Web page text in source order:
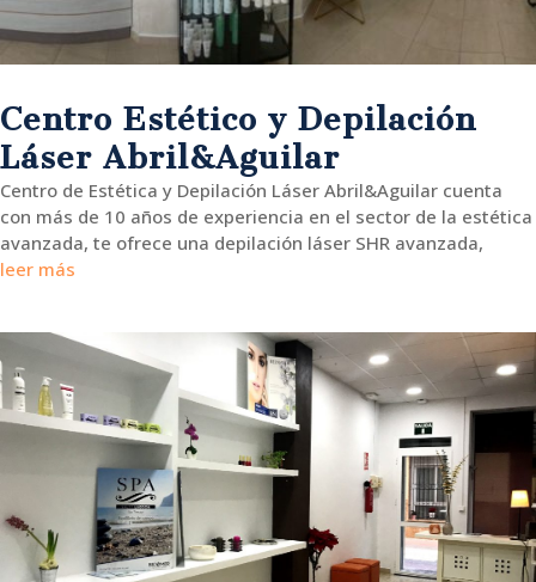
Centro Estético y Depilación
Láser Abril&Aguilar
Centro de Estética y Depilación Láser Abril&Aguilar cuenta
con más de 10 años de experiencia en el sector de la estética
avanzada, te ofrece una depilación láser SHR avanzada,
leer más